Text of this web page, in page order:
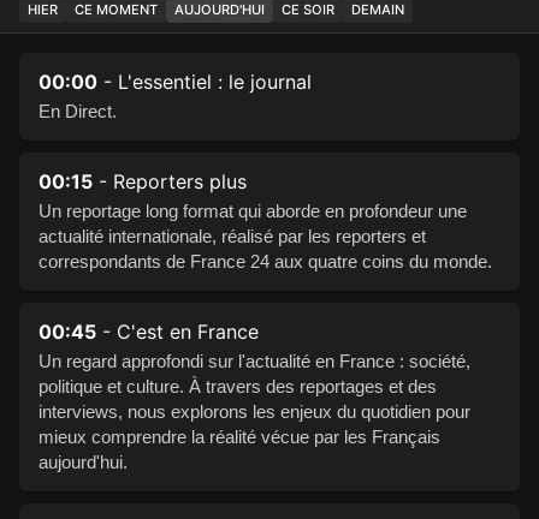
HIER CE MOMENT AUJOURD'HUI CE SOIR DEMAIN
00:00 - L'essentiel : le journal
En Direct.
00:15 - Reporters plus
Un reportage long format qui aborde en profondeur une
actualité internationale, réalisé par les reporters et
correspondants de France 24 aux quatre coins du monde.
00:45 - C'est en France
Un regard approfondi sur l'actualité en France : société,
politique et culture. À travers des reportages et des
interviews, nous explorons les enjeux du quotidien pour
mieux comprendre la réalité vécue par les Français
aujourd'hui.